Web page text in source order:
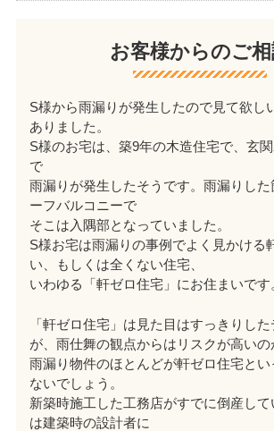
お客様からのご
S様から雨漏りが発生したので見て欲し
ありました。
S様のお宅は、築9年の木造住宅で、玄
で
雨漏りが発生したそうです。雨漏りし
ーフバルコニーで
そこは入隅部となっていました。
S様お宅は雨漏りの事例でよく見かける
い、もしくは全くない住宅、
いわゆる「軒ゼロ住宅」にお住まいです
「軒ゼロ住宅」は見た目はすっきりし
が、雨仕舞の観点からはリスクが高いの
雨漏り物件のほとんどが軒ゼロ住宅と
ないでしょう。
新築時施工した工務店がすでに倒産し
は建築時の設計者に